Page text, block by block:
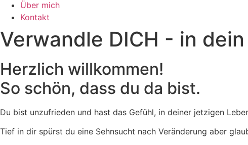
Über mich
Kontakt
Verwandle DICH - in
Herzlich willkommen!
So schön, dass du da bist.
Du bist unzufrieden und hast das Gefühl, in deiner jetzigen
Tief in dir spürst du eine Sehnsucht nach Veränderung aber